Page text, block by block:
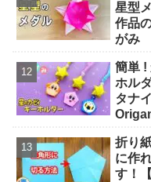
星型
作品
がみ
簡単 !
ホル
タナ
折り
に作
す！